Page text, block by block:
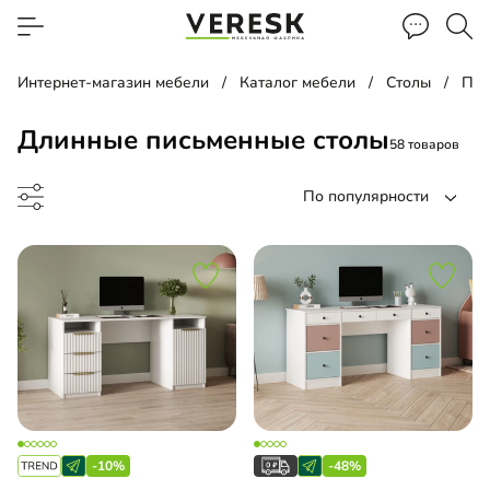
Интернет-магазин мебели Каталог мебели Столы
Длинные письменные столы58 товаров
По популярности
стол
стол подвесной
зона -10% -48%